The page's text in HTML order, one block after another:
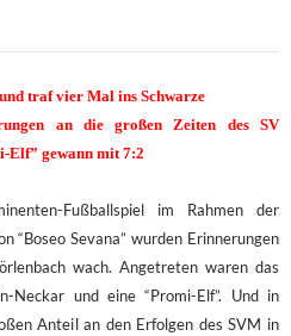
traf vier Mal ins Schwarze
an die großen Zeiten des SV
Elf” gewann mit 7:2
Fußballspiel im Rahmen der
“Boseo Sevana” wurden Erinnerungen
wach. Angetreten waren das
Neckar und eine “Promi-Elf”. Und in
Anteil an den Erfolgen des SVM in